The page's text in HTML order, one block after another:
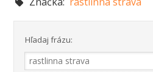
Hľadaj frázu: